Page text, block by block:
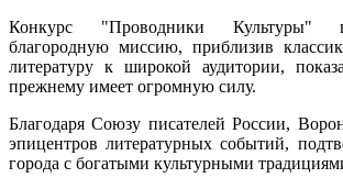
Конкурс "Проводники Культуры"
благородную миссию, приблизив
литературу к широкой аудитории,
прежнему имеет огромную силу.
Благодаря Союзу писателей России,
эпицентров литературных событий,
города с богатыми культурными